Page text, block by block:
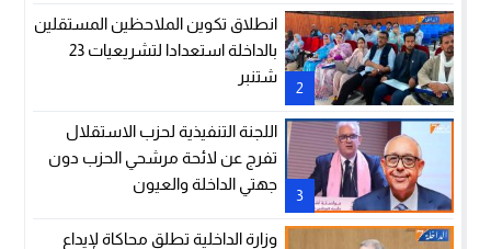
2
انطلاق تكوين الملاحظين المستقلين
بالداخلة استعدادا لتشريعيات 23
شتنبر
3
اللجنة التنفيذية لحزب الاستقلال
تفرج عن لائحة مرشحي الحزب دون
جهتي الداخلة والعيون
وزارة الداخلية تطلق محاكاة لإيداع